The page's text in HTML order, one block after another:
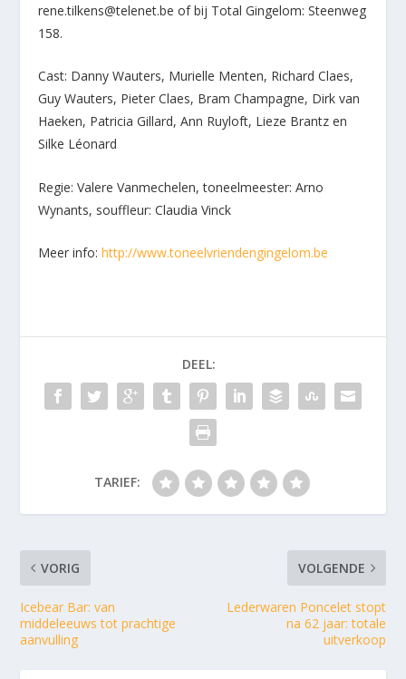
rene.tilkens@telenet.be of bij Total Gingelom: Steenweg
158.
Cast: Danny Wauters, Murielle Menten, Richard Claes,
Guy Wauters, Pieter Claes, Bram Champagne, Dirk van
Haeken, Patricia Gillard, Ann Ruyloft, Lieze Brantz en
Silke Léonard
Regie: Valere Vanmechelen, toneelmeester: Arno
Wynants, souffleur: Claudia Vinck
Meer info:http://www.toneelvriendengingelom.be
DEEL:
TARIEF:
VORIG
Icebear Bar: van
middeleeuws tot prachtige
aanvulling
VOLGENDE
Lederwaren Poncelet stopt
na 62 jaar: totale
uitverkoop